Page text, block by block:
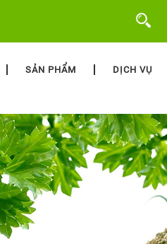
SẢN PHẨM DỊCH VỤ